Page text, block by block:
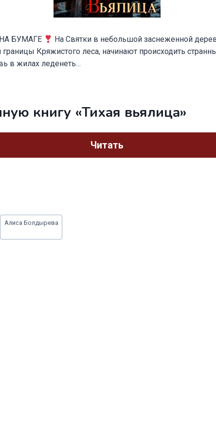
БУМАГЕ
На Святки в небольшой заснеженной
границы Кряжистого леса, начинают происходить
в жилах леденеть…
книгу «Тихая вьялица»
Читать
Алиса Болдырева